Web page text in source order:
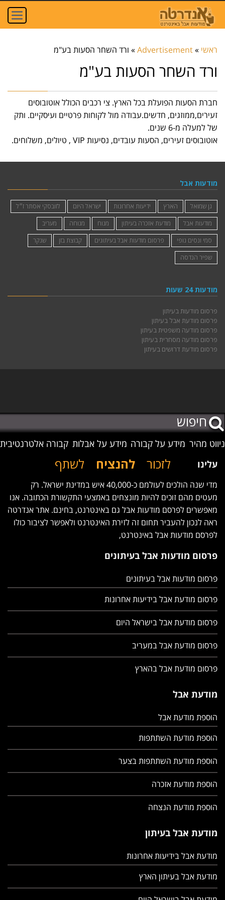
ראשי »
Advertisement
» ורד השחר הסעות בע"מ
ורד השחר הסעות בע"מ
חברת הסעות הפועלת בכל הארץ. צי רכבים הכולל אוטובוסים
זעירים,ממוזגים, חדשים.עבודה מול לקוחות פרטיים ועיסקיים. ותק
של למעלה מ-6 שנים.
אוטובוסים זעירים, הסעות עובדים, נסיעות VIP , טיולים, משלוחים.
מודעות אבל
גן שמואל הארץ ידיעות אחרונות ישראל היום
לזובסקי אסתר ז״ל
מודעות אבל
מודעת אזכרה בעיתון מנוח מנוחה
מעריב
סמי ונסים נופי
פרסום מודעות אבל בעיתונים קבוצת בזן
שנקר
שפיר הנדסה
מודעות 24 שעות
פרסום מודעות בעיתון
פרסום מודעת אבל בעיתון
פרסום מודעה משפטית בעיתון
פרסום מודעה מסחרית בעיתון
פרסום מודעת דרושים בעיתון
ניווט מהיר מידע על קבורה מידע על אבלות קבורה אלטרנטיבית
לזכור להנציח לשתף עלינו
מדי שנה הולכים לעולמם כ-40,000 איש במדינת ישראל. רק
מעטים מהם זוכים להיות מונצחים באמצעי התקשורת הכתובה. אנו
מאפשרים לפרסם מודעות אבל גם באינטרנט, בחינם. אתר אנדרטה
ראה לנכון להעביר תחום זה לזירת האינטרנט ולאפשר לציבור כולו
לפרסם מודעות אבל באינטרנט,
פרסום מודעות אבל בעיתונים
פרסום מודעות אבל בעיתונים
פרסום מודעת אבל בידיעות אחרונות
פרסום מודעת אבל בישראל היום
פרסום מודעת אבל במעריב
פרסום מודעת אבל בהארץ
מודעת אבל
הוספת מודעת אבל
הוספת מודעת השתתפות
הוספת מודעת השתתפות בצער
הוספת מודעת אזכרה
הוספת מודעת הנצחה
מודעת אבל בעיתון
מודעת אבל בידיעות אחרונות
מודעת אבל בעיתון הארץ